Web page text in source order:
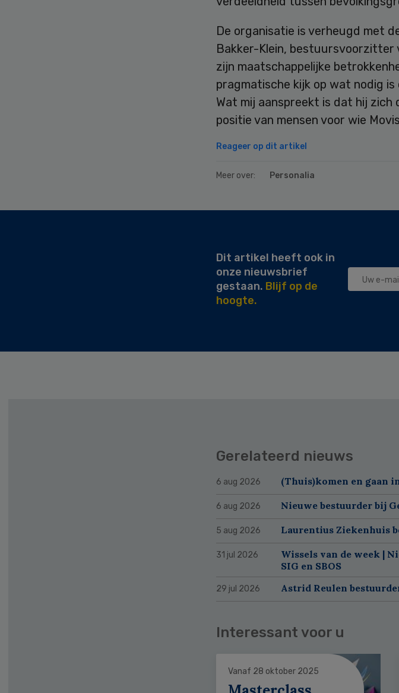
De organisatie is verheugd met
Bakker-Klein, bestuursvoorzitter
zijn maatschappelijke
pragmatische kijk op wat nodig
Wat mij aanspreekt is dat hij
positie van mensen voor wie
Reageer op dit artikel
Meer over: Personalia
Dit artikel heeft ook in
onze nieuwsbrief
gestaan. Blijf op de
hoogte.
Gerelateerd nieuws
6 aug 2026 (Thuis)komen en gaan
6 aug 2026 Nieuwe bestuurder bij
5 aug 2026 Laurentius Ziekenhuis
31 jul 2026
Wissels van de week |
SIG en SBOS
29 jul 2026 Astrid Reulen
Interessant voor u
Vanaf 28 oktober 2025